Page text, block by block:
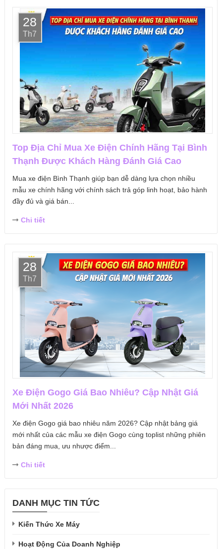
28
Th7
Top Địa Chỉ Mua Xe Điện Chính Hãng Tại Bình
Thạnh Được Khách Hàng Đánh Giá Cao
Mua xe điện Bình Thạnh giúp bạn dễ dàng lựa chọn nhiều
mẫu xe chính hãng với chính sách trả góp linh hoạt, bảo hành
đầy đủ và giá bán...
Chi tiết
28
Th7
Xe Điện Gogo Giá Bao Nhiêu? Cập Nhật Giá
Mới Nhất 2026
Xe điện Gogo giá bao nhiêu năm 2026? Cập nhật bảng giá
mới nhất của các mẫu xe điện Gogo cùng toplist những phiên
bản đáng mua, ưu nhược điểm...
Chi tiết
DANH MỤC TIN TỨC
Kiến Thức Xe Máy
Hoạt Động Của Doanh Nghiệp